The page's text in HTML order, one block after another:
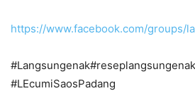
https://www.facebook.com/groups/
#LEcumiSaosPadang